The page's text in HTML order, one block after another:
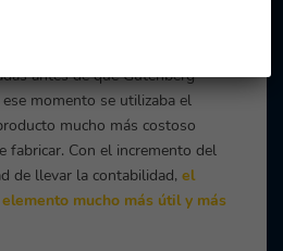
antes de que Gutenberg
momento se utilizaba el
mucho más costoso
fabricar. Con el incremento del
de llevar la contabilidad,el
mucho más útil y más